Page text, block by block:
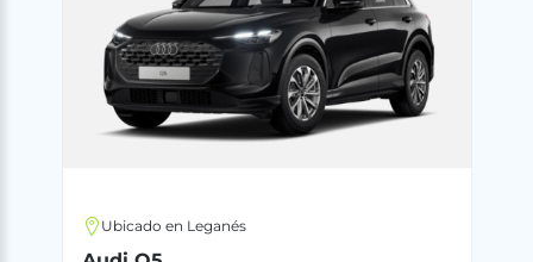
Ubicado en Leganés